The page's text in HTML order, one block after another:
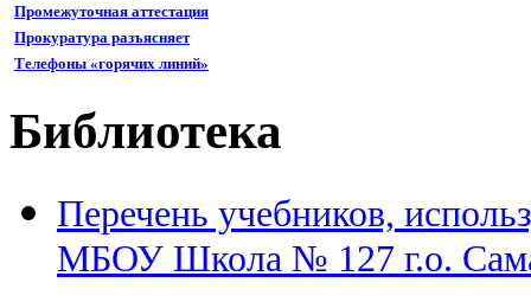
Промежуточная аттестация
Прокуратура разъясняет
Телефоны «горячих линий»
Библиотека
Перечень учебников,
МБОУ Школа № 127 г.о.